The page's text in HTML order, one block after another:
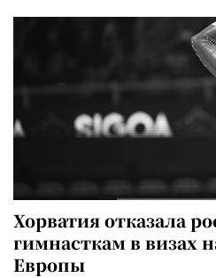
Хорватия отказала
гимнасткам в визах
Европы